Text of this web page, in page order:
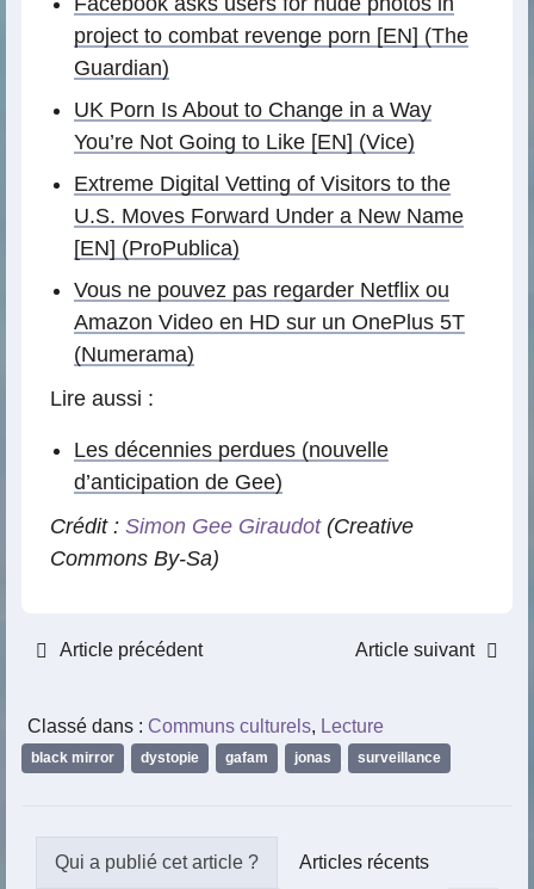
project to combat revenge porn [EN] (The
Guardian)
UK Porn Is About to Change in a Way
You’re Not Going to Like [EN] (Vice)
Extreme Digital Vetting of Visitors to the
U.S. Moves Forward Under a New Name
[EN] (ProPublica)
Vous ne pouvez pas regarder Netflix ou
Amazon Video en HD sur un OnePlus 5T
(Numerama)
Lire aussi :
Les décennies perdues (nouvelle
d’anticipation de Gee)
Crédit : Simon Gee Giraudot(Creative
Commons By-Sa)
Article précédent Article suivant
Classé dans : Communs culturels, Lecture
black mirror dystopie gafam jonas surveillance
Articles récents